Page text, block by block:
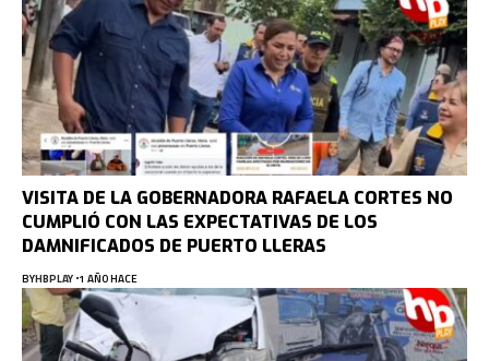
VISITA DE LA GOBERNADORA RAFAELA CORTES NO
CUMPLIÓ CON LAS EXPECTATIVAS DE LOS
DAMNIFICADOS DE PUERTO LLERAS
BYHBPLAY 1 AÑO HACE